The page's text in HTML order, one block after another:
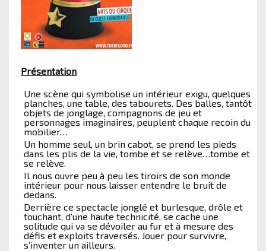
Présentation
Une scène qui symbolise un intérieur exigu, quelques
planches, une table, des tabourets. Des balles, tantôt
objets de jonglage, compagnons de jeu et
personnages imaginaires, peuplent chaque recoin du
mobilier…
Un homme seul, un brin cabot, se prend les pieds
dans les plis de la vie, tombe et se relève…tombe et
se relève.
Il nous ouvre peu à peu les tiroirs de son monde
intérieur pour nous laisser entendre le bruit de
dedans.
Derrière ce spectacle jonglé et burlesque, drôle et
touchant, d’une haute technicité, se cache une
solitude qui va se dévoiler au fur et à mesure des
défis et exploits traversés. Jouer pour survivre,
s’inventer un ailleurs.